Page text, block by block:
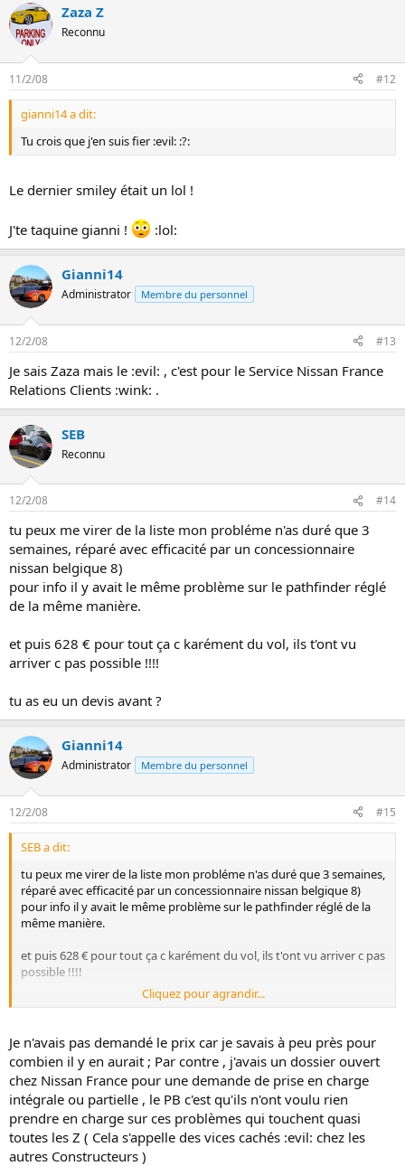
Zaza Z
Reconnu
11/2/08 #12
gianni14 a dit:
Tu crois que j'en suis fier :evil: :?:
Le dernier smiley était un lol !
J'te taquine gianni ! :lol:
Gianni14
Administrator Membre du personnel
12/2/08 #13
Je sais Zaza mais le :evil: , c'est pour le Service Nissan France
Relations Clients :wink: .
SEB
Reconnu
12/2/08 #14
tu peux me virer de la liste mon probléme n'as duré que 3
semaines, réparé avec efficacité par un concessionnaire
nissan belgique 8)
pour info il y avait le même problème sur le pathfinder réglé
de la même manière.
et puis 628 € pour tout ça c karément du vol, ils t'ont vu
arriver c pas possible !!!!
tu as eu un devis avant ?
Gianni14
Administrator Membre du personnel
12/2/08 #15
SEB a dit:
tu peux me virer de la liste mon probléme n'as duré que 3 semaines,
réparé avec efficacité par un concessionnaire nissan belgique 8)
pour info il y avait le même problème sur le pathfinder réglé de la
même manière.
et puis 628 € pour tout ça c karément du vol, ils t'ont vu arriver c pas
possible !!!!
Cliquez pour agrandir...
Je n'avais pas demandé le prix car je savais à peu près pour
combien il y en aurait ; Par contre , j'avais un dossier ouvert
chez Nissan France pour une demande de prise en charge
intégrale ou partielle , le PB c'est qu'ils n'ont voulu rien
prendre en charge sur ces problèmes qui touchent quasi
toutes les Z ( Cela s'appelle des vices cachés :evil: chez les
autres Constructeurs )